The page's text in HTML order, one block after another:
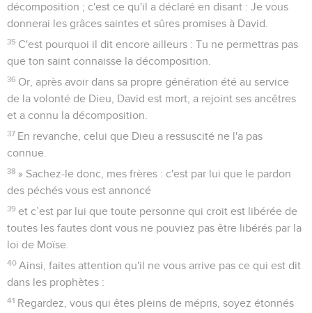
décomposition ; c'est ce qu'il a déclaré en disant : Je vous
donnerai les grâces saintes et sûres promises à David.
35 C'est pourquoi il dit encore ailleurs : Tu ne permettras pas
que ton saint connaisse la décomposition.
36 Or, après avoir dans sa propre génération été au service
de la volonté de Dieu, David est mort, a rejoint ses ancêtres
et a connu la décomposition.
37 En revanche, celui que Dieu a ressuscité ne l'a pas
connue.
38 » Sachez-le donc, mes frères : c'est par lui que le pardon
des péchés vous est annoncé
39 et c’est par lui que toute personne qui croit est libérée de
toutes les fautes dont vous ne pouviez pas être libérés par la
loi de Moïse.
40 Ainsi, faites attention qu'il ne vous arrive pas ce qui est dit
dans les prophètes :
41 Regardez, vous qui êtes pleins de mépris, soyez étonnés